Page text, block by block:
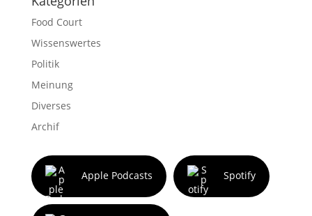
Food Court
Wissenswertes
Politik
Meinung
Diverses
Archif
Apple Podcasts Spotify